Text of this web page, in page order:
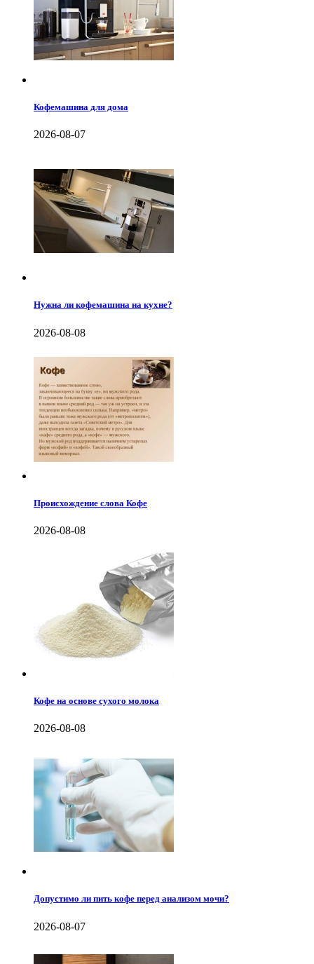
Кофемашина для дома
2026-08-07
Нужна ли кофемашина на кухне?
2026-08-08
Происхождение слова Кофе
2026-08-08
Кофе на основе сухого молока
2026-08-08
Допустимо ли пить кофе перед анализом мочи?
2026-08-07